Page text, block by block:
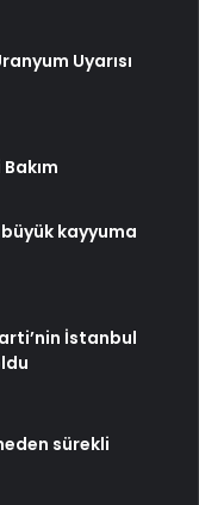
Uyarısı
kayyuma
İstanbul
sürekli